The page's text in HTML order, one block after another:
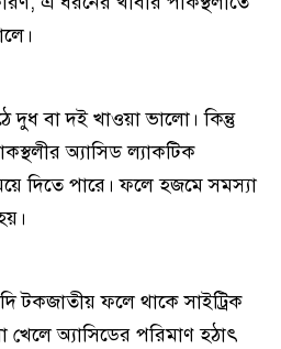
দুধ বা দই খাওয়া ভালো। কিন্তু
অ্যাসিড ল্যাকটিক
দিতে পারে। ফলে হজমে সমস্যা
টকজাতীয় ফলে থাকে সাইট্রিক
অ্যাসিডের পরিমাণ হঠাৎ